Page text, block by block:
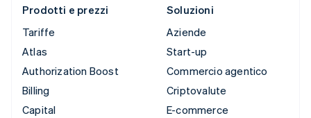
Prodotti e prezzi
Tariffe
Atlas
Authorization Boost
Billing
Capital
Soluzioni
Aziende
Start-up
Commercio agentico
Criptovalute
E-commerce